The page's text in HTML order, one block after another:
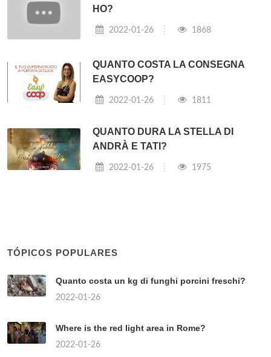
HO?
2022-01-26 1868
QUANTO COSTA LA CONSEGNA
EASYCOOP?
2022-01-26 1811
QUANTO DURA LA STELLA DI
ANDRÀ E TATI?
2022-01-26 1975
TÓPICOS POPULARES
Quanto costa un kg di funghi porcini freschi?
2022-01-26
Where is the red light area in Rome?
2022-01-26